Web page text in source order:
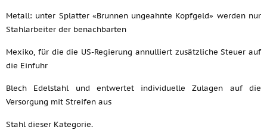
Metall: unter Splatter «Brunnen ungeahnte Kopfgeld» werden nur
Stahlarbeiter der benachbarten
Mexiko, für die die US-Regierung annulliert zusätzliche Steuer auf
die Einfuhr
Blech Edelstahl und entwertet individuelle Zulagen auf die
Versorgung mit Streifen aus
Stahl dieser Kategorie.